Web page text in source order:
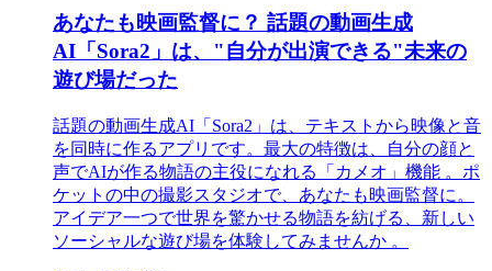
あなたも映画監督に？ 話題の動画生成
AI「Sora2」は、"自分が出演できる"未来の
遊び場だった
話題の動画生成AI「Sora2」は、テキストから映像と音
を同時に作るアプリです。最大の特徴は、自分の顔と
声でAIが作る物語の主役になれる「カメオ」機能 。ポ
ケットの中の撮影スタジオで、あなたも映画監督に。
アイデア一つで世界を驚かせる物語を紡げる、新しい
ソーシャルな遊び場を体験してみませんか 。